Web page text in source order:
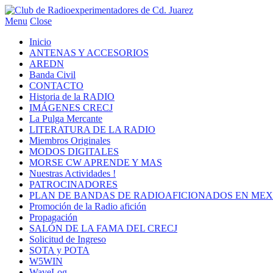
Menu Close
Inicio
ANTENAS Y ACCESORIOS
AREDN
Banda Civil
CONTACTO
Historia de la RADIO
IMÁGENES CRECJ
La Pulga Mercante
LITERATURA DE LA RADIO
Miembros Originales
MODOS DIGITALES
MORSE CW APRENDE Y MAS
Nuestras Actividades !
PATROCINADORES
PLAN DE BANDAS DE RADIOAFICIONADOS EN
Promoción de la Radio afición
Propagación
SALÓN DE LA FAMA DEL CRECJ
Solicitud de Ingreso
SOTA y POTA
W5WIN